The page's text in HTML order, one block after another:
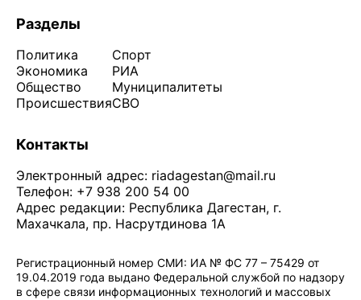
Разделы
Политика
Экономика
Общество
Происшествия
Спорт
РИА
Муниципалитеты
СВО
Контакты
Электронный адрес: riadagestan@mail.ru
Телефон: +7 938 200 54 00
Адрес редакции: Республика Дагестан, г.
Махачкала, пр. Насрутдинова 1А
Регистрационный номер СМИ: ИА № ФС 77 – 75429 от
19.04.2019 года выдано Федеральной службой по надзору
в сфере связи информационных технологий и массовых